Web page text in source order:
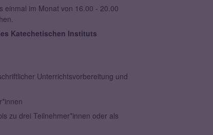
einmal im Monat von 16.00 - 20.00
Katechetischen Instituts
Unterrichtsvorbereitung und
zu drei Teilnehmer*innen oder als